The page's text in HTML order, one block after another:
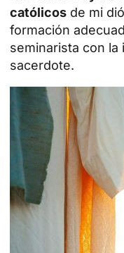
católicos de mi
formación
seminarista con
sacerdote.